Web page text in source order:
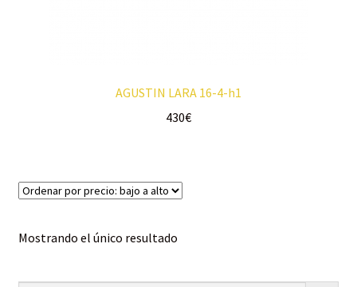
AGUSTIN LARA 16-4-h1
430€
Mostrando el único resultado